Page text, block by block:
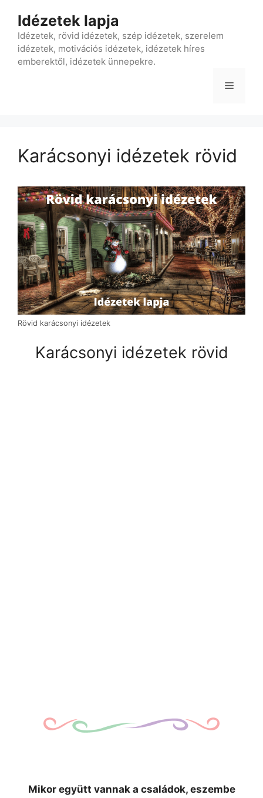
tartalomba
Idézetek lapja
Idézetek, rövid idézetek, szép idézetek, szerelem
idézetek, motivációs idézetek, idézetek híres
emberektől, idézetek ünnepekre.
Menü
Karácsonyi idézetek rövid
Rövid karácsonyi idézetek
Karácsonyi idézetek rövid
Mikor együtt vannak a családok, eszembe